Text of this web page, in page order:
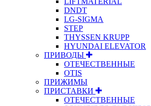
DNDT
LG-SIGMA
STEP
THYSSEN KRUPP
HYUNDAI ELEVATOR
ПРИВОДЫ
ОТЕЧЕСТВЕННЫЕ
OTIS
ПРИЖИМЫ
ПРИСТАВКИ
ОТЕЧЕСТВЕННЫЕ